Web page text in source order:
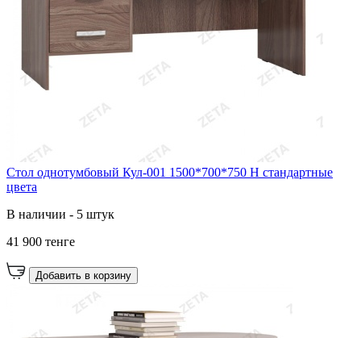
Стол однотумбовый Кул-001 1500*700*750 Н стандартные
цвета
В наличии - 5 штук
41 900 тенге
Добавить в корзину